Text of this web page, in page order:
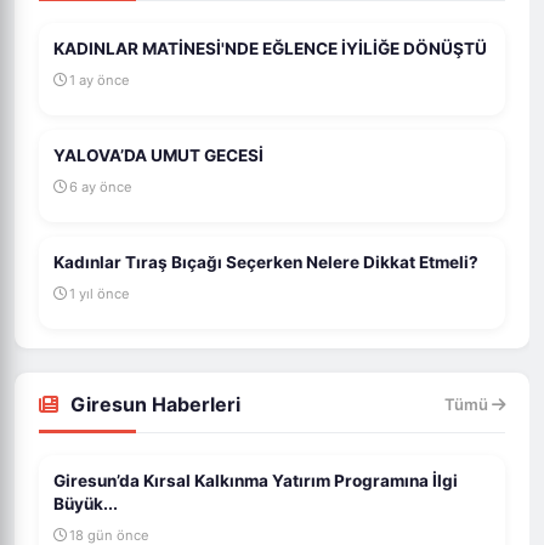
KADINLAR MATİNESİ'NDE EĞLENCE İYİLİĞE DÖNÜŞTÜ
1 ay önce
YALOVA’DA UMUT GECESİ
6 ay önce
Kadınlar Tıraş Bıçağı Seçerken Nelere Dikkat Etmeli?
1 yıl önce
Giresun Haberleri Tümü
Giresun’da Kırsal Kalkınma Yatırım Programına İlgi
Büyük...
18 gün önce